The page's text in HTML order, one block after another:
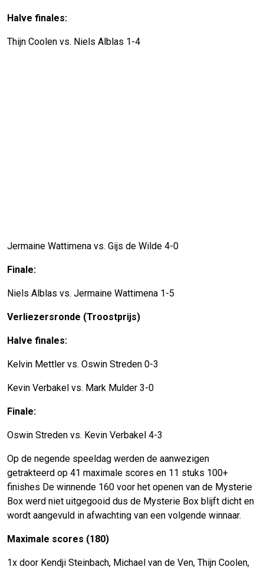
Halve finales:
Thijn Coolen vs. Niels Alblas 1-4
Jermaine Wattimena vs. Gijs de Wilde 4-0
Finale:
Niels Alblas vs. Jermaine Wattimena 1-5
Verliezersronde (Troostprijs)
Halve finales:
Kelvin Mettler vs. Oswin Streden 0-3
Kevin Verbakel vs. Mark Mulder 3-0
Finale:
Oswin Streden vs. Kevin Verbakel 4-3
Op de negende speeldag werden de aanwezigen
getrakteerd op 41 maximale scores en 11 stuks 100+
finishes De winnende 160 voor het openen van de Mysterie
Box werd niet uitgegooid dus de Mysterie Box blijft dicht en
wordt aangevuld in afwachting van een volgende winnaar.
Maximale scores (180)
1x door Kendji Steinbach, Michael van de Ven, Thijn Coolen,